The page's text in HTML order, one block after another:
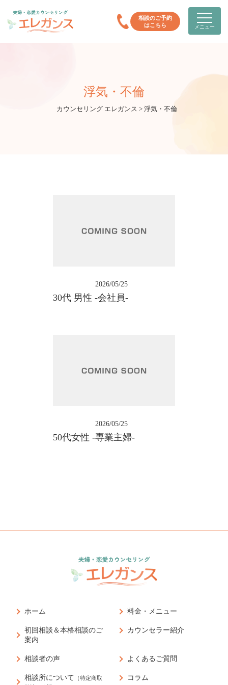
相談のご予約
はこちら
メニュー
浮気・不倫
カウンセリング エレガンス > 浮気・不倫
2026/05/25
30代 男性 -会社員-
2026/05/25
50代女性 -専業主婦-
ホーム 料金・メニュー
初回相談＆本格相談のご
案内
カウンセラー紹介
相談者の声 よくあるご質問
相談所について
（特定商取
コラム